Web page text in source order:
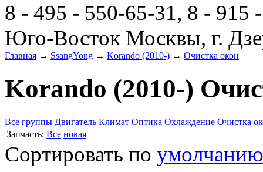
8 - 495 - 550-65-31, 8 - 915
Юго-Восток Москвы, г.
Главная → SsangYong → Korando (2010-) → Очистка окон
Korando (2010-)
Все группы Двигатель Климат Оптика Охлаждение Очистка
Запчасть: Все новая
Сортировать по умолчанию